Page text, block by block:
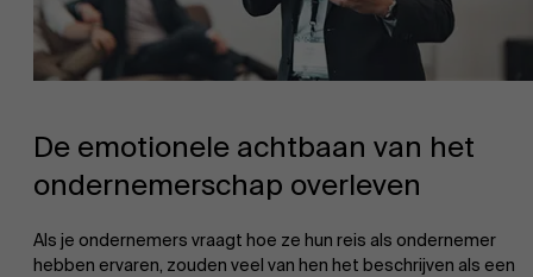
De emotionele achtbaan van het
ondernemerschap overleven
Als je ondernemers vraagt hoe ze hun reis als ondernemer
hebben ervaren, zouden veel van hen het beschrijven als een